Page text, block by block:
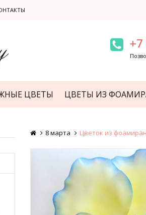
ЦВЕТЫ ЦВЕТЫ ИЗ
8 марта Цветок из